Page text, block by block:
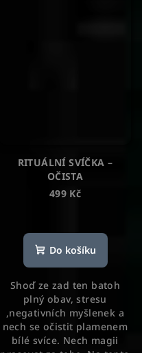
RITUÁLNÍ SVÍČKA –
OČISTA
499 Kč
hodnocení
produktu
z
5
hvězdiček.
Do košíku
Shoď ze zad ten batoh
plný obav, stresu
,negativních myšlenek a
nech se očistit plamenem
bílé svíce. Nech magii